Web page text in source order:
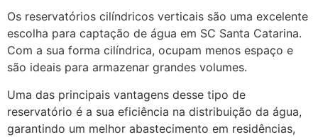
Os reservatórios cilíndricos verticais são uma excelente
escolha para captação de água em SC Santa Catarina.
Com a sua forma cilíndrica, ocupam menos espaço e
são ideais para armazenar grandes volumes.
Uma das principais vantagens desse tipo de
reservatório é a sua eficiência na distribuição da água,
garantindo um melhor abastecimento em residências,